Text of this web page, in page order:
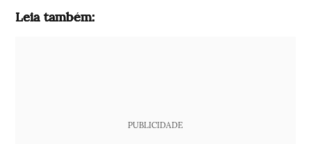
Leia também:
PUBLICIDADE